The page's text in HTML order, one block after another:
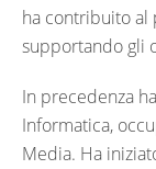
ha contribuito al
supportando gli
In precedenza
Informatica,
Media. Ha